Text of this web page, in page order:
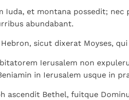
Iuda, et montana possedit;
abundabant.
sicut dixerat Moyses,
Ierusalem non
in Ierusalem usque in
ascendit Bethel, fuitque